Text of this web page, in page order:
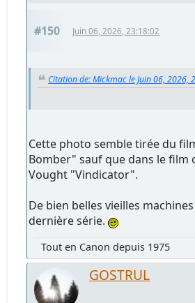
#150 Juin 06, 2026, 23:18:02
Citation de: Mickmac le Juin 06, 2026,
Cette photo semble tirée du
Bomber" sauf que dans le film
Vought "Vindicator".
De bien belles vieilles
dernière série.
Tout en Canon depuis 1975
GOSTRUL